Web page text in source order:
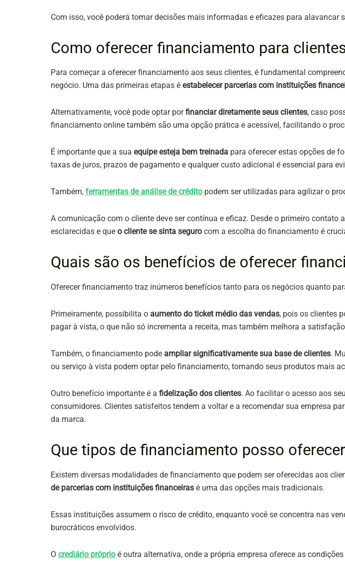
Com isso, você poderá tomar decisões mais informadas e eficazes para alavancar
Como oferecer financiamento para
Para começar a oferecer financiamento aos seus clientes, é fundamental
negócio. Uma das primeiras etapas é estabelecer parcerias com instituições
Alternativamente, você pode optar porfinanciar diretamente seus clientes, caso
financiamento online também são uma opção prática e acessível, facilitando o
É importante que a sua equipe esteja bem treinada para oferecer estas opções de
taxas de juros, prazos de pagamento e qualquer custo adicional é essencial para
Também, ferramentas de análise de crédito podem ser utilizadas para agilizar o
A comunicação com o cliente deve ser contínua e eficaz. Desde o primeiro
esclarecidas e que o cliente se sinta seguro com a escolha do financiamento é
Quais são os benefícios de oferecer
Oferecer financiamento traz inúmeros benefícios tanto para os negócios quanto
Primeiramente, possibilita o aumento do ticket médio das vendas, pois os clientes
pagar à vista, o que não só incrementa a receita, mas também melhora a
Também, o financiamento pode ampliar significativamente sua base de clientes.
ou serviço à vista podem optar pelo financiamento, tornando seus produtos mais
Outro benefício importante é a fidelização dos clientes. Ao facilitar o acesso aos
consumidores. Clientes satisfeitos tendem a voltar e a recomendar sua empresa
da marca​​.
Que tipos de financiamento posso
Existem diversas modalidades de financiamento que podem ser oferecidas aos
de parcerias com instituições financeiras é uma das opções mais tradicionais.
Essas instituições assumem o risco de crédito, enquanto você se concentra nas
burocráticos envolvidos​​.
O crediário próprio é outra alternativa, onde a própria empresa oferece as